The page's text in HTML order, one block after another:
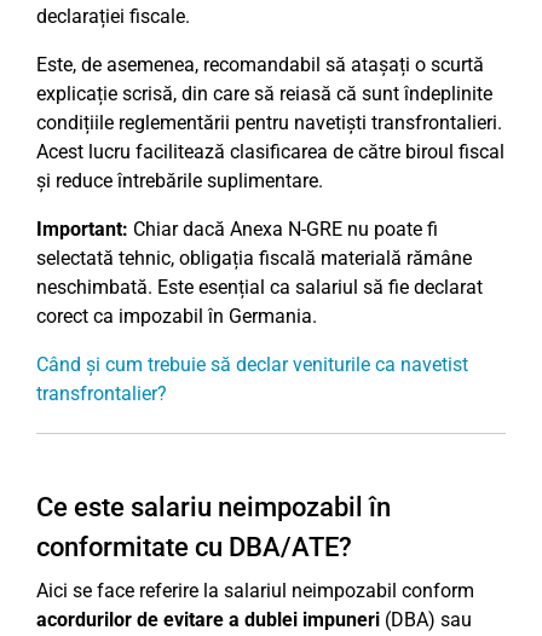
declarației fiscale.
Este, de asemenea, recomandabil să atașați o scurtă
explicație scrisă, din care să reiasă că sunt îndeplinite
condițiile reglementării pentru navetiști transfrontalieri.
Acest lucru facilitează clasificarea de către biroul fiscal
și reduce întrebările suplimentare.
Important: Chiar dacă Anexa N-GRE nu poate fi
selectată tehnic, obligația fiscală materială rămâne
neschimbată. Este esențial ca salariul să fie declarat
corect ca impozabil în Germania.
Când și cum trebuie să declar veniturile ca navetist
transfrontalier?
Ce este salariu neimpozabil în
conformitate cu DBA/ATE?
Aici se face referire la salariul neimpozabil conform
acordurilor de evitare a dublei impuneri (DBA) sau